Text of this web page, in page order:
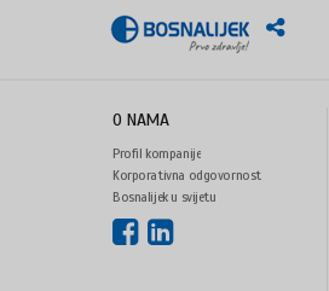
O NAMA
Profil kompanije
Korporativna odgovornost
Bosnalijek u svijetu